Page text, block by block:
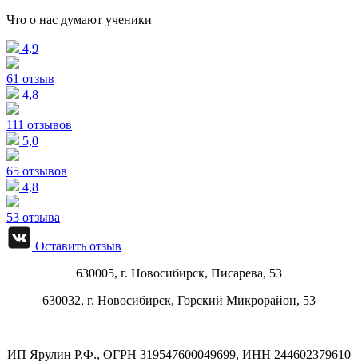
Что о нас думают ученики
4,9
61 отзыв
4,8
111 отзывов
5,0
65 отзывов
4,8
53 отзыва
Оставить отзыв
630005, г. Новосибирск, Писарева, 53
630032, г. Новосибирск, Горский Микрорайон, 53
ИП Ярулин Р.Ф., ОГРН 319547600049699, ИНН 244602379610